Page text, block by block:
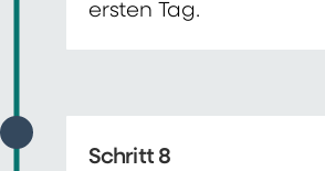
ersten Tag.
Schritt 8